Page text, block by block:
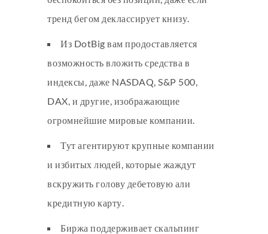
тренд бегом деклассирует книзу.
Из DotBig вам продоставляется
возможность вложить средства в
индексы, даже NASDAQ, S&P 500,
DAX, и другие, изображающие
огромнейшие мировые компании.
Тут агентируют крупные компании
и избитых людей, которые жаждут
вскружить голову дебетовую али
кредитную карту.
Биржа поддерживает скальпинг